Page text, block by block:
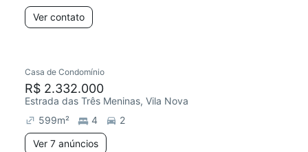
Ver contato
Casa de Condomínio
R$ 2.332.000
Estrada das Três Meninas, Vila Nova
599m² 4
2
Ver 7 anúncios